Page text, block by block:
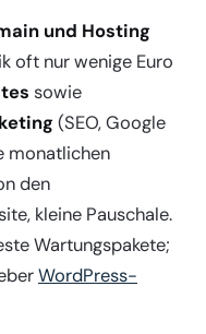
und Hosting
oft nur wenige Euro
sowie
(SEO, Google
monatlichen
den
kleine Pauschale.
Wartungspakete;
WordPress-